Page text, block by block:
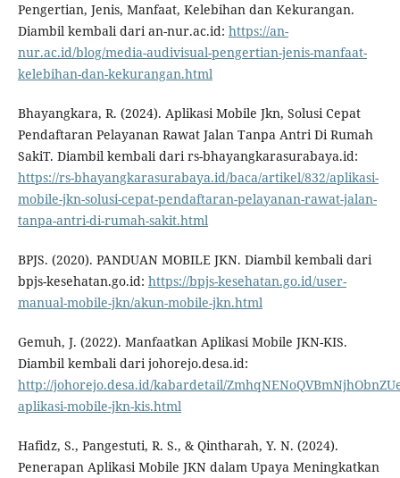
Pengertian, Jenis, Manfaat, Kelebihan dan Kekurangan.
Diambil kembali dari an-nur.ac.id: https://an-
nur.ac.id/blog/media-audivisual-pengertian-jenis-manfaat-
kelebihan-dan-kekurangan.html
Bhayangkara, R. (2024). Aplikasi Mobile Jkn, Solusi Cepat
Pendaftaran Pelayanan Rawat Jalan Tanpa Antri Di Rumah
SakiT. Diambil kembali dari rs-bhayangkarasurabaya.id:
https://rs-bhayangkarasurabaya.id/baca/artikel/832/aplikasi-
mobile-jkn-solusi-cepat-pendaftaran-pelayanan-rawat-jalan-
tanpa-antri-di-rumah-sakit.html
BPJS. (2020). PANDUAN MOBILE JKN. Diambil kembali dari
bpjs-kesehatan.go.id: https://bpjs-kesehatan.go.id/user-
manual-mobile-jkn/akun-mobile-jkn.html
Gemuh, J. (2022). Manfaatkan Aplikasi Mobile JKN-KIS.
Diambil kembali dari johorejo.desa.id:
http://johorejo.desa.id/kabardetail/
aplikasi-mobile-jkn-kis.html
Hafidz, S., Pangestuti, R. S., & Qintharah, Y. N. (2024).
Penerapan Aplikasi Mobile JKN dalam Upaya Meningkatkan